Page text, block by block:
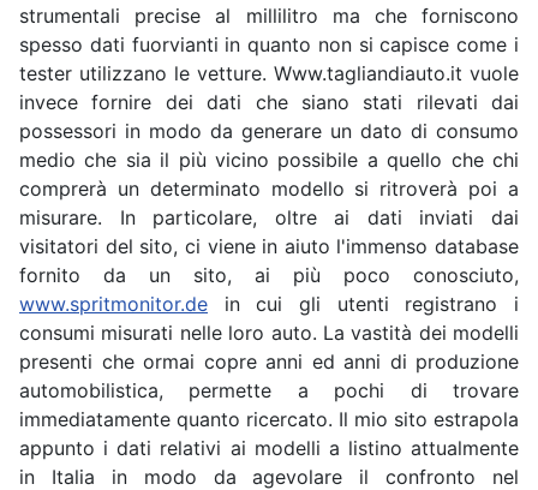
strumentali precise al millilitro ma che forniscono
spesso dati fuorvianti in quanto non si capisce come i
tester utilizzano le vetture. Www.tagliandiauto.it vuole
invece fornire dei dati che siano stati rilevati dai
possessori in modo da generare un dato di consumo
medio che sia il più vicino possibile a quello che chi
comprerà un determinato modello si ritroverà poi a
misurare. In particolare, oltre ai dati inviati dai
visitatori del sito, ci viene in aiuto l'immenso database
fornito da un sito, ai più poco conosciuto,
www.spritmonitor.de in cui gli utenti registrano i
consumi misurati nelle loro auto. La vastità dei modelli
presenti che ormai copre anni ed anni di produzione
automobilistica, permette a pochi di trovare
immediatamente quanto ricercato. Il mio sito estrapola
appunto i dati relativi ai modelli a listino attualmente
in Italia in modo da agevolare il confronto nel